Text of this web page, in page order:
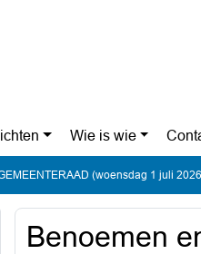
Wie is wie
(woensdag 1 juli
Benoemen